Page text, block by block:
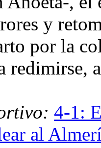
y
por la
redimirse,
4-1:
al